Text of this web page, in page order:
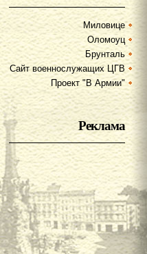
Миловице
Оломоуц
Брунталь
Сайт военнослужащих ЦГВ
Проект "В Армии"
Реклама